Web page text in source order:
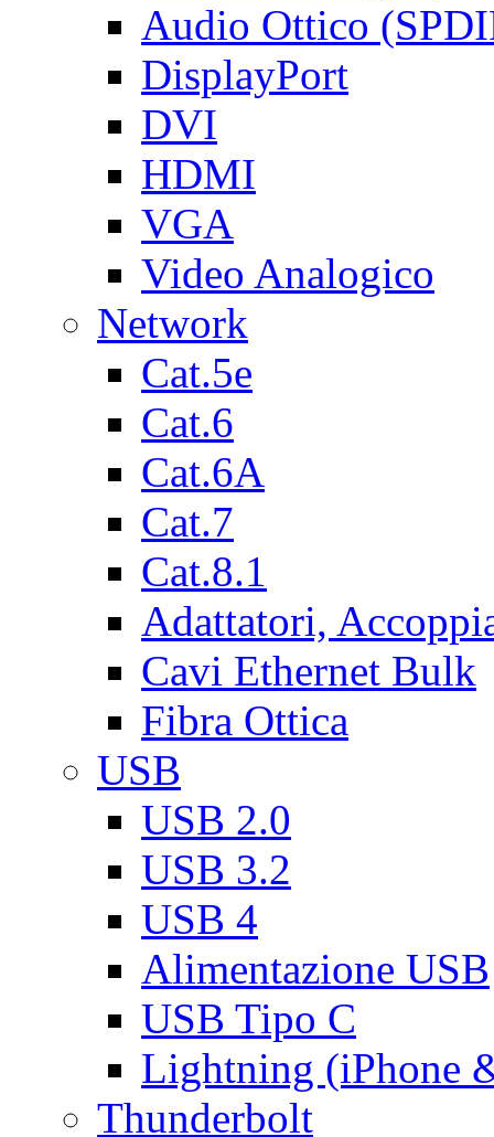
Audio Ottico
DisplayPort
DVI
HDMI
VGA
Video Analogico
Network
Cat.5e
Cat.6
Cat.6A
Cat.7
Cat.8.1
Adattatori,
Cavi Ethernet Bulk
Fibra Ottica
USB
USB 2.0
USB 3.2
USB 4
Alimentazione USB
USB Tipo C
Lightning (iPhone
Thunderbolt